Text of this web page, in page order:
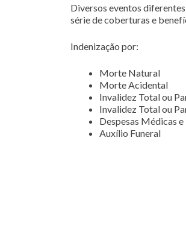
Diversos eventos
série de coberturas e
Indenização por:
Morte Natural
Morte Acidental
Invalidez Total ou
Invalidez Total ou
Despesas Médicas
Auxílio Funeral